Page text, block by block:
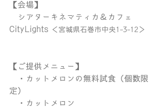
【会場】
シアターキネマティカ＆カフェ
CityLights ＜宮城県石巻市中央1-3-12＞
【ご提供メニュー】
・カットメロンの無料試食（個数限
定）
・カットメロン